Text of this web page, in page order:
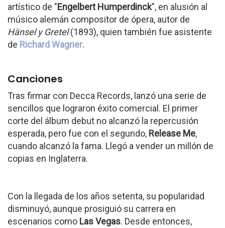
artístico de "Engelbert Humperdinck", en alusión al
músico alemán compositor de ópera, autor de
Hänsel y Gretel(1893), quien también fue asistente
de Richard Wagner.
Canciones
Tras firmar con Decca Records, lanzó una serie de
sencillos que lograron éxito comercial. El primer
corte del álbum debut no alcanzó la repercusión
esperada, pero fue con el segundo, Release Me,
cuando alcanzó la fama. Llegó a vender un millón de
copias en Inglaterra.
Con la llegada de los años setenta, su popularidad
disminuyó, aunque prosiguió su carrera en
escenarios como Las Vegas. Desde entonces,